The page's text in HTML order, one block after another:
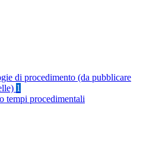
di procedimento (da pubblicare
1
tempi procedimentali